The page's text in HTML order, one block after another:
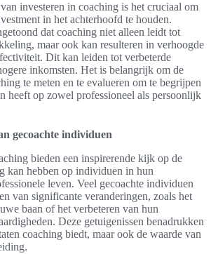
investeren in coaching is het cruciaal om
in het achterhoofd te houden.
dat coaching niet alleen leidt tot
maar ook kan resulteren in verhoogde
Dit kan leiden tot verbeterde
inkomsten. Het is belangrijk om de
te meten en te evalueren om te begrijpen
heeft op zowel professioneel als persoonlijk
gecoachte individuen
bieden een inspirerende kijk op de
kan hebben op individuen in hun
leven. Veel gecoachte individuen
van significante veranderingen, zoals het
baan of het verbeteren van hun
Deze getuigenissen benadrukken
coaching biedt, maar ook de waarde van